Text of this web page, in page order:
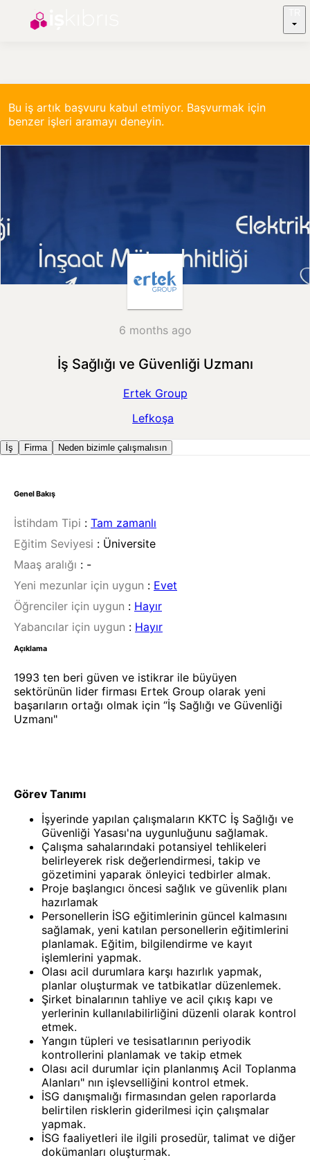
Bu iş artık başvuru kabul etmiyor. Başvurmak için
benzer işleri aramayı deneyin.
6 months ago
İş Sağlığı ve Güvenliği Uzmanı
Ertek Group
Lefkoşa
İş Firma Neden bizimle çalışmalısın
Genel Bakış
İstihdam Tipi : Tam zamanlı
Eğitim Seviyesi : Üniversite
Maaş aralığı : -
Yeni mezunlar için uygun : Evet
Öğrenciler için uygun : Hayır
Yabancılar için uygun : Hayır
Açıklama
1993 ten beri güven ve istikrar ile büyüyen
sektörünün lider firması Ertek Group olarak yeni
başarıların ortağı olmak için “İş Sağlığı ve Güvenliği
Uzmanı"
Görev Tanımı
İşyerinde yapılan çalışmaların KKTC İş Sağlığı ve
Güvenliği Yasası'na uygunluğunu sağlamak.
Çalışma sahalarındaki potansiyel tehlikeleri
belirleyerek risk değerlendirmesi, takip ve
gözetimini yaparak önleyici tedbirler almak.
Proje başlangıcı öncesi sağlık ve güvenlik planı
hazırlamak
Personellerin İSG eğitimlerinin güncel kalmasını
sağlamak, yeni katılan personellerin eğitimlerini
planlamak. Eğitim, bilgilendirme ve kayıt
işlemlerini yapmak.
Olası acil durumlara karşı hazırlık yapmak,
planlar oluşturmak ve tatbikatlar düzenlemek.
Şirket binalarının tahliye ve acil çıkış kapı ve
yerlerinin kullanılabilirliğini düzenli olarak kontrol
etmek.
Yangın tüpleri ve tesisatlarının periyodik
kontrollerini planlamak ve takip etmek
Olası acil durumlar için planlanmış Acil Toplanma
Alanları" nın işlevselliğini kontrol etmek.
İSG danışmalığı firmasından gelen raporlarda
belirtilen risklerin giderilmesi için çalışmalar
yapmak.
İSG faaliyetleri ile ilgili prosedür, talimat ve diğer
dokümanları oluşturmak.